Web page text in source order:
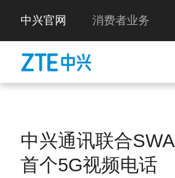
中兴官网 消费者业务
中兴通讯联合
首个5G视频电话